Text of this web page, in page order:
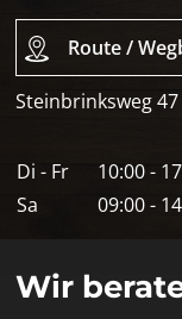
Route /
Steinbrinksweg
Di - Fr
10:00 -
Sa
09:00 -
Wir